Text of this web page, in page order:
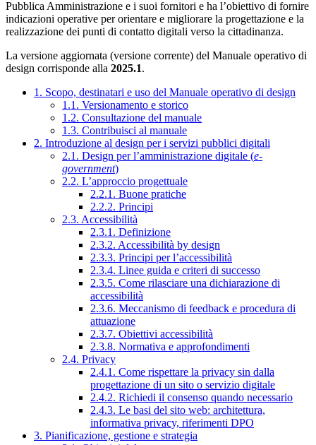
Pubblica Amministrazione e i suoi fornitori e ha l’obiettivo di fornire
indicazioni operative per orientare e migliorare la progettazione e la
realizzazione dei punti di contatto digitali verso la cittadinanza.
La versione aggiornata (versione corrente) del Manuale operativo di
design corrisponde alla 2025.1.
1. Scopo, destinatari e uso del Manuale operativo di design
1.1. Versionamento e storico
1.2. Consultazione del manuale
1.3. Contribuisci al manuale
2. Introduzione al design per i servizi pubblici digitali
2.1. Design per l’amministrazione digitale (e-
government)
2.2. L’approccio progettuale
2.2.1. Buone pratiche
2.2.2. Principi
2.3. Accessibilità
2.3.1. Definizione
2.3.2. Accessibilità by design
2.3.3. Principi per l’accessibilità
2.3.4. Linee guida e criteri di successo
2.3.5. Come rilasciare una dichiarazione di
accessibilità
2.3.6. Meccanismo di feedback e procedura di
attuazione
2.3.7. Obiettivi accessibilità
2.3.8. Normativa e approfondimenti
2.4. Privacy
2.4.1. Come rispettare la privacy sin dalla
progettazione di un sito o servizio digitale
2.4.2. Richiedi il consenso quando necessario
2.4.3. Le basi del sito web: architettura,
informativa privacy, riferimenti DPO
3. Pianificazione, gestione e strategia